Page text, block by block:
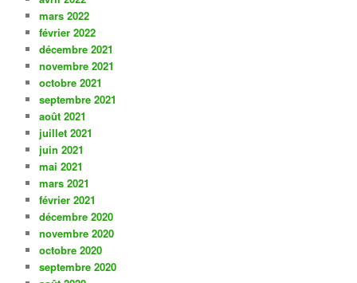
mars 2022
février 2022
décembre 2021
novembre 2021
octobre 2021
septembre 2021
août 2021
juillet 2021
juin 2021
mai 2021
mars 2021
février 2021
décembre 2020
novembre 2020
octobre 2020
septembre 2020